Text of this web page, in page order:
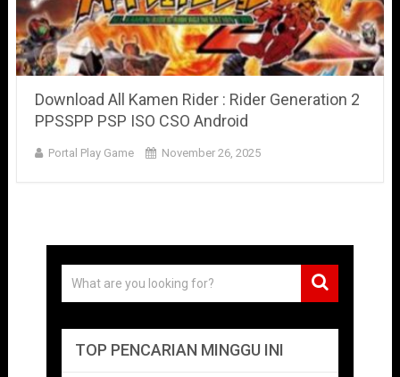
Download All Kamen Rider : Rider Generation 2
PPSSPP PSP ISO CSO Android
Portal Play Game November 26, 2025
TOP PENCARIAN MINGGU INI